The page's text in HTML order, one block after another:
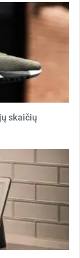
skaičių